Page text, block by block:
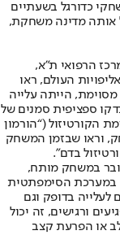
כדורגל בשעתיים
אותה מדינה משחקת,
הרפואי ת"א,
העולם, ראו
הייתה עלייה
ספציפית סמנים של
הקורטיזול (“הורמון
וראו שבזמן המשחק
בדם”.
במשחק מותח,
במערכת הסימפתטית
לעלייה בדופק וגם
ורגישים, זה יכול
לב או הפרעת קצב